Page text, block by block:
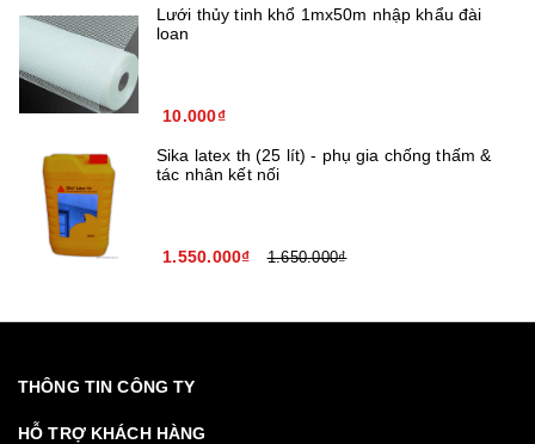
Lưới thủy tinh khổ 1mx50m nhập khẩu đài
loan
10.000₫
Sika latex th (25 lít) - phụ gia chống thấm &
tác nhân kết nối
1.550.000₫ 1.650.000₫
THÔNG TIN CÔNG TY
HỖ TRỢ KHÁCH HÀNG